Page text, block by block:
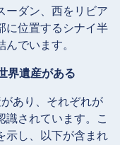
ーダン、西をリビア
に位置するシナイ半
でいます。
界遺産がある
あり、それぞれが
識されています。こ
示し、以下が含まれ